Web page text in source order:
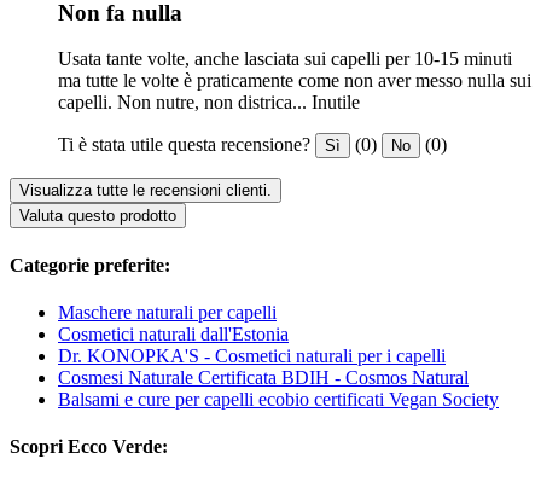
Non fa nulla
Usata tante volte, anche lasciata sui capelli per 10-15 minuti
ma tutte le volte è praticamente come non aver messo nulla sui
capelli. Non nutre, non districa... Inutile
Ti è stata utile questa recensione? Sì (0) No (0)
Visualizza tutte le recensioni clienti.
Valuta questo prodotto
Categorie preferite:
Maschere naturali per capelli
Cosmetici naturali dall'Estonia
Dr. KONOPKA'S - Cosmetici naturali per i capelli
Cosmesi Naturale Certificata BDIH - Cosmos Natural
Balsami e cure per capelli ecobio certificati Vegan Society
Scopri Ecco Verde: